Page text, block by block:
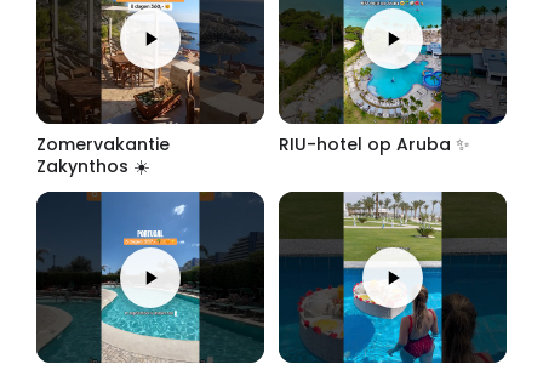
Zomervakantie
Zakynthos ☀️
RIU-hotel op Aruba ✨